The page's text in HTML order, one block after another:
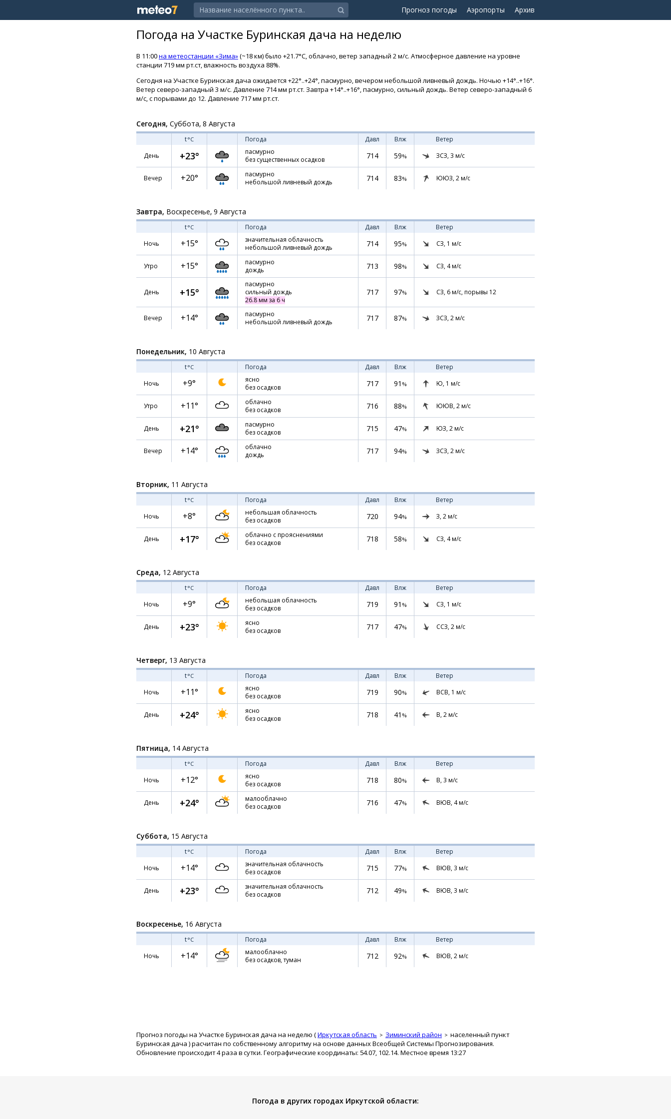
Прогноз погоды Аэропорты Архив
Погода на Участке Буринская дача на неделю
В 11:00на метеостанции «Зима»(~18 км) было +21.7°C, облачно, ветер западный 2 м/с. Атмосферное давление на уровне
станции 719 мм рт.ст, влажность воздуха 88%.
Сегодня на Участке Буринская дача ожидается +22°..+24°, пасмурно, вечером небольшой ливневый дождь. Ночью +14°..+16°.
Ветер северо-западный 3 м/с. Давление 714 мм рт.ст. Завтра +14°..+16°, пасмурно, сильный дождь. Ветер северо-западный 6
м/с, с порывами до 12. Давление 717 мм рт.ст.
Сегодня, Суббота, 8 Августа
t°C Погода Давл Влж
Ветер
День
+23°
пасмурно
без существенных осадков
714 59% ЗСЗ, 3 м/с
Вечер +20°
пасмурно
небольшой ливневый дождь
714 83% ЮЮЗ, 2м/с
Завтра, Воскресенье, 9 Августа
t°C Погода Давл Влж
Ветер
Ночь
+15°
значительная облачность
небольшой ливневый дождь
714 95% СЗ, 1 м/с
Утро +15°
пасмурно
дождь
713 98% СЗ, 4м/с
День +15°
пасмурно
сильный дождь
26.8 мм за 6 ч
717 97% СЗ, 6м/с, порывы 12
Вечер +14°
пасмурно
небольшой ливневый дождь
717 87% ЗСЗ, 2м/с
Понедельник, 10 Августа
t°C Погода Давл Влж
Ветер
Ночь
+9°
ясно
без осадков
717 91 % Ю, 1 м/с
Утро +11°
облачно
без осадков
716 88% ЮЮВ, 2м/с
День +21°
пасмурно
без осадков
715 47% ЮЗ, 2м/с
Вечер +14°
облачно
дождь
717 94% ЗСЗ, 2м/с
Вторник, 11 Августа
t°C Погода Давл Влж
Ветер
Ночь
+8°
небольшая облачность
без осадков
720 94% З, 2м/с
День +17°
облачно с прояснениями
без осадков
718 58% СЗ, 4м/с
Среда, 12 Августа
t°C Погода Давл Влж
Ветер
Ночь
+9°
небольшая облачность
без осадков
719 91 % СЗ, 1 м/с
День +23°
ясно
без осадков
717 47% ССЗ, 2м/с
Четверг, 13 Августа
t°C Погода Давл Влж
Ветер
Ночь
+11°
ясно
без осадков
719 90% ВСВ, 1 м/с
День +24°
ясно
без осадков
718 41 % В, 2м/с
Пятница, 14 Августа
t°C Погода Давл Влж
Ветер
Ночь
+12°
ясно
без осадков
718 80% В, 3 м/с
День +24°
малооблачно
без осадков
716 47% ВЮВ, 4м/с
Суббота, 15 Августа
t°C Погода Давл Влж
Ветер
Ночь
+14°
значительная облачность
без осадков
715 77% ВЮВ, 3 м/с
День +23°
значительная облачность
без осадков
712 49% ВЮВ, 3 м/с
Воскресенье, 16 Августа
t°C Погода Давл Влж
Ветер
Ночь
+14°
малооблачно
без осадков, туман
712 92% ВЮВ, 2м/с
Прогноз погоды на Участке Буринская дача на неделю (Иркутская область Зиминский район
населенный пункт
Буринская дача ) расчитан по собственному алгоритму на основе данных Всеобщей Системы Прогнозирования.
Обновление происходит 4 раза в сутки. Географические координаты: 54.07, 102.14. Местное время 13:27
Погода в других городах Иркутской области: